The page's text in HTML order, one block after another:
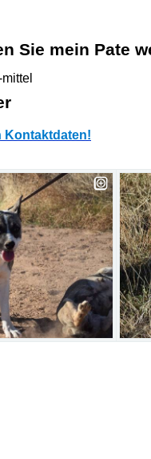
Sie mein Pate
Kontaktdaten!